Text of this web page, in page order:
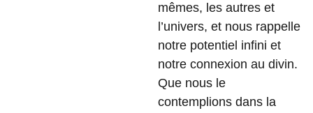
mêmes, les autres et
l’univers, et nous rappelle
notre potentiel infini et
notre connexion au divin.
Que nous le
contemplions dans la